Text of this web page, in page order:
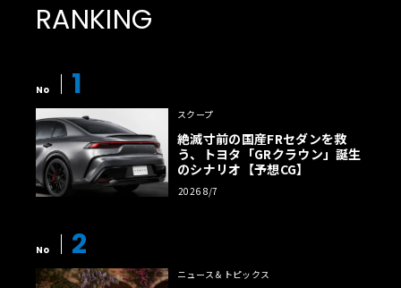
RANKING
No 1
スクープ
絶滅寸前の国産FRセダンを救
う、トヨタ「GRクラウン」誕生
のシナリオ【予想CG】
2026 8/7
No 2
ニュース＆トピックス